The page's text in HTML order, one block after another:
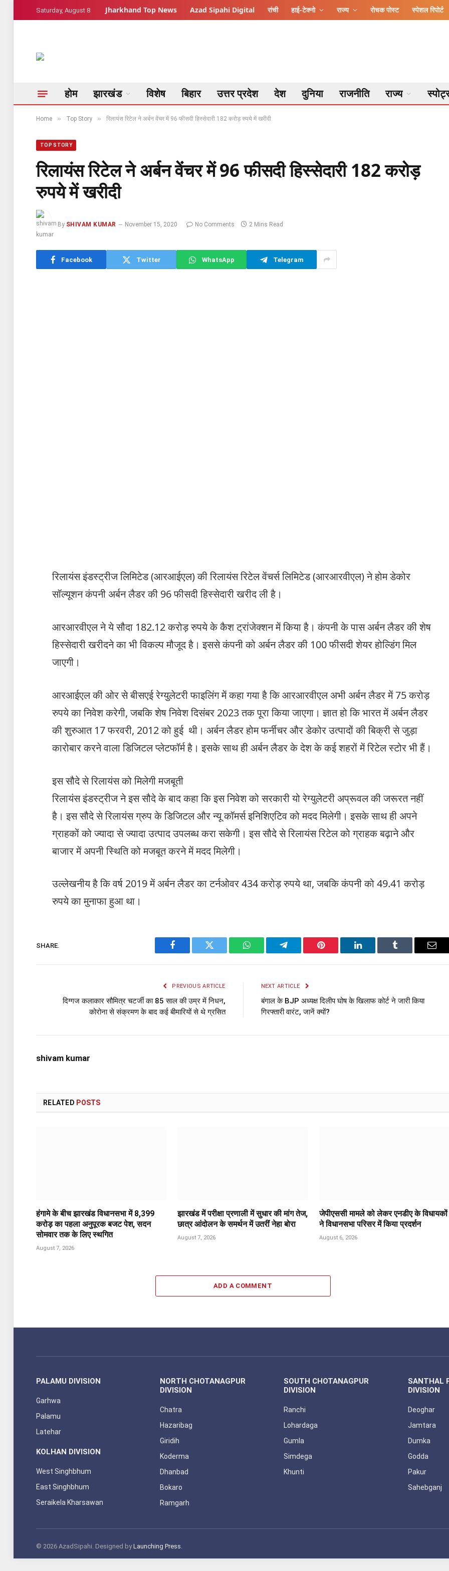
Saturday, August 8 Jharkhand Top News Azad Sipahi Digital रांची हाई-टेक्नो राज्य रोचक पोस्ट स्पेशल रिपोर्ट
होम झारखंड विशेष बिहार उत्तर प्रदेश देश दुनिया राजनीति राज्य
Home » Top Story » रिलायंस रिटेल ने अर्बन वेंचर में 96 फीसदी हिस्सेदारी 182 करोड़ रुपये में खरीदी
TOP STORY
रिलायंस रिटेल ने अर्बन वेंचर में 96 फीसदी हिस्सेदारी 182 करोड़
रुपये में खरीदी
By SHIVAM KUMAR November 15, 2020 No Comments 2 Mins Read
Facebook Twitter WhatsApp Telegram
रिलायंस इं‍डस्‍ट्रीज लिमिटेड (आरआईएल) की रिलायंस रिटेल वेंचर्स लिमिटेड (आरआरवीएल) ने होम डेकोर
सॉल्यूशन कंपनी अर्बन लैडर की 96 फीसदी हिस्सेदारी खरीद ली है।
आरआरवीएल ने ये सौदा 182.12 करोड़ रुपये के कैश ट्रांजेक्शन में किया है। कंपनी के पास अर्बन लैडर की शेष
हिस्सेदारी खरीदने का भी विकल्प मौजूद है। इससे कंपनी को अर्बन लैडर की 100 फीसदी शेयर होल्डिंग मिल
जाएगी।
आरआईएल की ओर से बीसएई रेग्‍युलेटरी फाइलिंग में कहा गया है कि आरआरवीएल अभी अर्बन लैडर में 75 करोड़
रुपये का निवेश करेगी, जबकि शेष निवेश दिसंबर 2023 तक पूरा किया जाएगा। ज्ञात हो कि भारत में अर्बन लैडर
की शुरुआत 17 फरवरी, 2012 को हुई थी। अर्बन लैडर होम फर्नीचर और डेकोर उत्पादों की बिक्री से जुड़ा
कारोबार करने वाला डिजिटल प्लेटफॉर्म है। इसके साथ ही अर्बन लैडर के देश के कई शहरों में रिटेल स्टोर भी हैं।
इस सौदे से रिलायंस को मिलेगी मजबूती
रिलायंस इंडस्‍ट्रीज ने इस सौदे के बाद कहा कि इस निवेश को सरकारी यो रेग्‍युलेटरी अप्रूवल की जरूरत नहीं
है। इस सौदे से रिलायंस ग्रुप के डिजिटल और न्यू कॉमर्स इनिशिएटिव को मदद मिलेगी। इसके साथ ही अपने
ग्राहकों को ज्यादा से ज्यादा उत्पाद उपलब्ध करा सकेगी। इस सौदे से रिलायंस रिटेल को ग्राहक बढ़ाने और
बाजार में अपनी स्थिति को मजबूत करने में मदद मिलेगी।
उल्लेखनीय है कि वर्ष 2019 में अर्बन लैडर का टर्नओवर 434 करोड़ रुपये था, जबकि कंपनी को 49.41 करोड़
रुपये का मुनाफा हुआ था।
SHARE.
Facebook Twitter WhatsAppTelegram Pinterest LinkedIn Tumblr
PREVIOUS ARTICLE
दिग्गज कलाकार सौमित्र चटर्जी का 85 साल की उम्र में निधन,
कोरोना से संक्रमण के बाद कई बीमारियों से थे ग्रसित
NEXT ARTICLE
बंगाल के BJP अध्यक्ष दिलीप घोष के खिलाफ कोर्ट ने जारी किया
गिरफ्तारी वारंट, जानें क्यों?
shivam kumar
RELATED POSTS
हंगामे के बीच झारखंड विधानसभा में 8,399
करोड़ का पहला अनुपूरक बजट पेश, सदन
सोमवार तक के लिए स्थगित
August 7, 2026
झारखंड में परीक्षा प्रणाली में सुधार की मांग तेज,
छात्र आंदोलन के समर्थन में उतरीं नेहा बोरा
August 7, 2026
जेपीएससी मामले को लेकर एनडीए के विधायकों
ने विधानसभा परिसर में किया प्रदर्शन
August 6, 2026
ADD A COMMENT
PALAMU DIVISION
Garhwa
Palamu
Latehar
KOLHAN DIVISION
West Singhbhum
East Singhbhum
Seraikela Kharsawan
NORTH CHOTANAGPUR
DIVISION
Chatra
Hazaribag
Giridih
Koderma
Dhanbad
Bokaro
Ramgarh
SOUTH CHOTANAGPUR
DIVISION
Ranchi
Lohardaga
Gumla
Simdega
Khunti
SANTHAL
DIVISION
Deoghar
Jamtara
Dumka
Godda
Pakur
Sahebganj
© 2026 AzadSipahi. Designed byLaunching Press